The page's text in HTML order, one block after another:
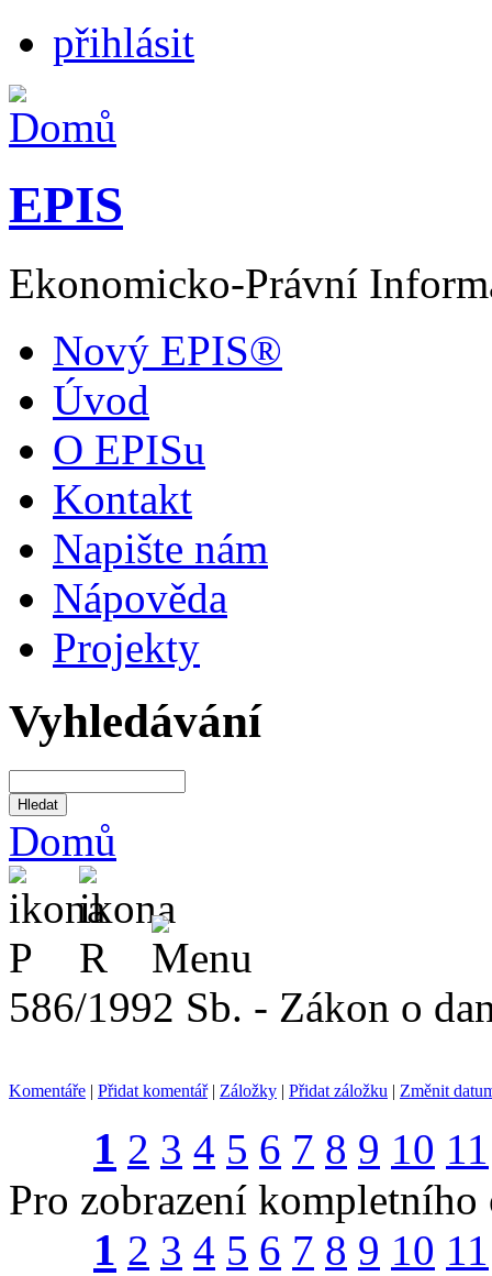
přihlásit
EPIS
Ekonomicko-Právní
Nový EPIS®
Úvod
O EPISu
Kontakt
Napište nám
Nápověda
Projekty
Vyhledávání
Domů
586/1992 Sb. - Zákon o
Komentáře | Přidat komentář| Záložky | Přidat záložku | Změnit
1 2 3 4 5 6 7 8 9 10 11
Pro zobrazení kompletního
1 2 3 4 5 6 7 8 9 10 11